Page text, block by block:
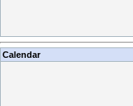
Calendar